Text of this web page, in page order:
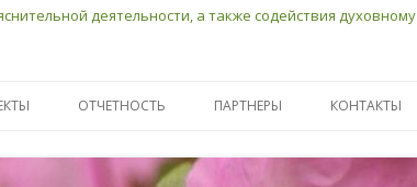
деятельности, а также содействия духовному
МАМ»
ОТЧЕТНОСТЬ ПАРТНЕРЫ КОНТАКТЫ